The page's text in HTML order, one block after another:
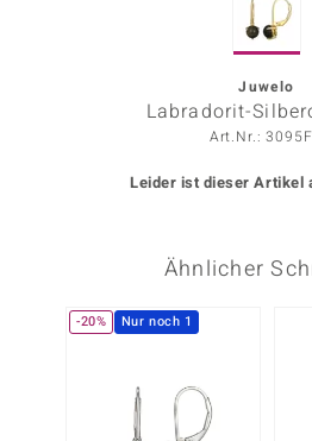
Juwelo
Labradorit-
Art.Nr.:
Leider ist dieser Artikel
Ähnlicher
-20% Nur noch 1